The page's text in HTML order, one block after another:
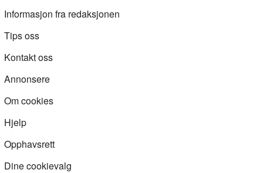
Informasjon fra redaksjonen
Tips oss
Kontakt oss
Annonsere
Om cookies
Hjelp
Opphavsrett
Dine cookievalg